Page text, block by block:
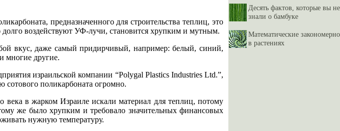
предназначенного для строительства теплиц, это
долго воздействуют УФ-лучи, становится хрупким и мутным.
вкус, даже самый придирчивый, например: белый, синий,
многие другие.
израильской компании “Polygal Plastics Industries Ltd.”,
сотового поликарбоната огромно.
века в жарком Израиле искали материал для теплиц, потому
же было хрупким и требовало значительных финансовых
нужную температуру.
Десять фактов, которые вы не
знали о бамбуке
Математические
в растениях